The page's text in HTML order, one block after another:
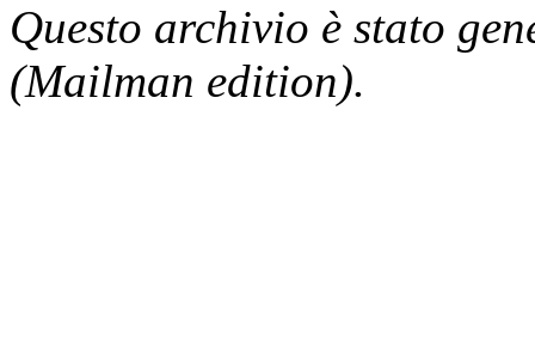
Questo archivio è stato
(Mailman edition).